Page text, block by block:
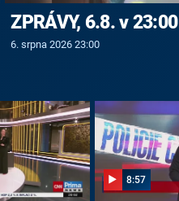
ZPRÁVY, 6.8. v 23:00
6. srpna 2026 23:00
8:57